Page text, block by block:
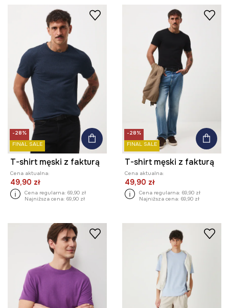
-28%
FINAL SALE
T-shirt męski z fakturą
Cena aktualna:
49,90 zł
Cena regularna: 69,90 zł
Najniższa cena: 69,90 zł
-28%
FINAL SALE
T-shirt męski z fakturą
Cena aktualna:
49,90 zł
Cena regularna: 69,90 zł
Najniższa cena: 69,90 zł